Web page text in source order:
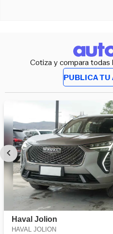
Cotiza y compara todas
PUBLICA TU